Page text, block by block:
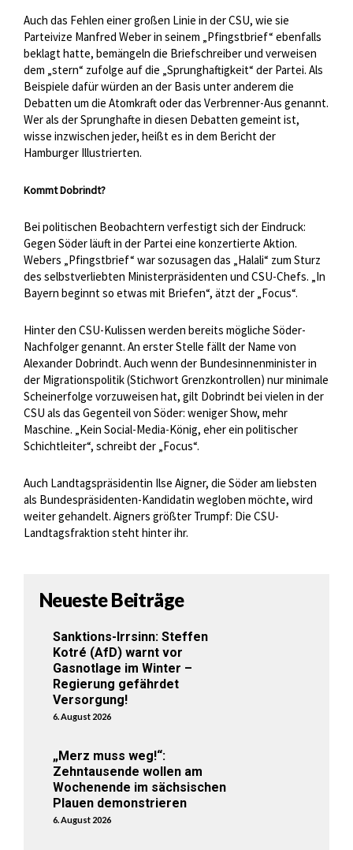
Auch das Fehlen einer großen Linie in der CSU, wie sie
Parteivize Manfred Weber in seinem „Pfingstbrief“ ebenfalls
beklagt hatte, bemängeln die Briefschreiber und verweisen
dem „stern“ zufolge auf die „Sprunghaftigkeit“ der Partei. Als
Beispiele dafür würden an der Basis unter anderem die
Debatten um die Atomkraft oder das Verbrenner-Aus genannt.
Wer als der Sprunghafte in diesen Debatten gemeint ist,
wisse inzwischen jeder, heißt es in dem Bericht der
Hamburger Illustrierten.
Kommt Dobrindt?
Bei politischen Beobachtern verfestigt sich der Eindruck:
Gegen Söder läuft in der Partei eine konzertierte Aktion.
Webers „Pfingstbrief“ war sozusagen das „Halali“ zum Sturz
des selbstverliebten Ministerpräsidenten und CSU-Chefs. „In
Bayern beginnt so etwas mit Briefen“, ätzt der „Focus“.
Hinter den CSU-Kulissen werden bereits mögliche Söder-
Nachfolger genannt. An erster Stelle fällt der Name von
Alexander Dobrindt. Auch wenn der Bundesinnenminister in
der Migrationspolitik (Stichwort Grenzkontrollen) nur minimale
Scheinerfolge vorzuweisen hat, gilt Dobrindt bei vielen in der
CSU als das Gegenteil von Söder: weniger Show, mehr
Maschine. „Kein Social-Media-König, eher ein politischer
Schichtleiter“, schreibt der „Focus“.
Auch Landtagspräsidentin Ilse Aigner, die Söder am liebsten
als Bundespräsidenten-Kandidatin wegloben möchte, wird
weiter gehandelt. Aigners größter Trumpf: Die CSU-
Landtagsfraktion steht hinter ihr.
Neueste Beiträge
Sanktions-Irrsinn: Steffen
Kotré (AfD) warnt vor
Gasnotlage im Winter –
Regierung gefährdet
Versorgung!
6. August 2026
„Merz muss weg!“:
Zehntausende wollen am
Wochenende im sächsischen
Plauen demonstrieren
6. August 2026